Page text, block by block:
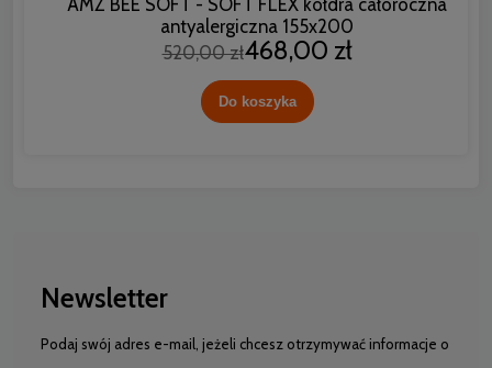
antyalergiczna 155x200
520,00 zł468,00 zł
Do koszyka
Newsletter
Podaj swój adres e-mail, jeżeli chcesz otrzymywać informacje o